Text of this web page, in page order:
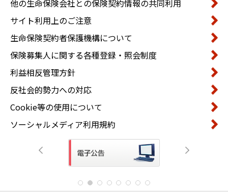
他の生命保険会社との保険契約情報の共同利用
サイト利用上のご注意
生命保険契約者保護機構について
保険募集人に関する各種登録・照会制度
利益相反管理方針
反社会的勢力への対応
Cookie等の使用について
ソーシャルメディア利用規約